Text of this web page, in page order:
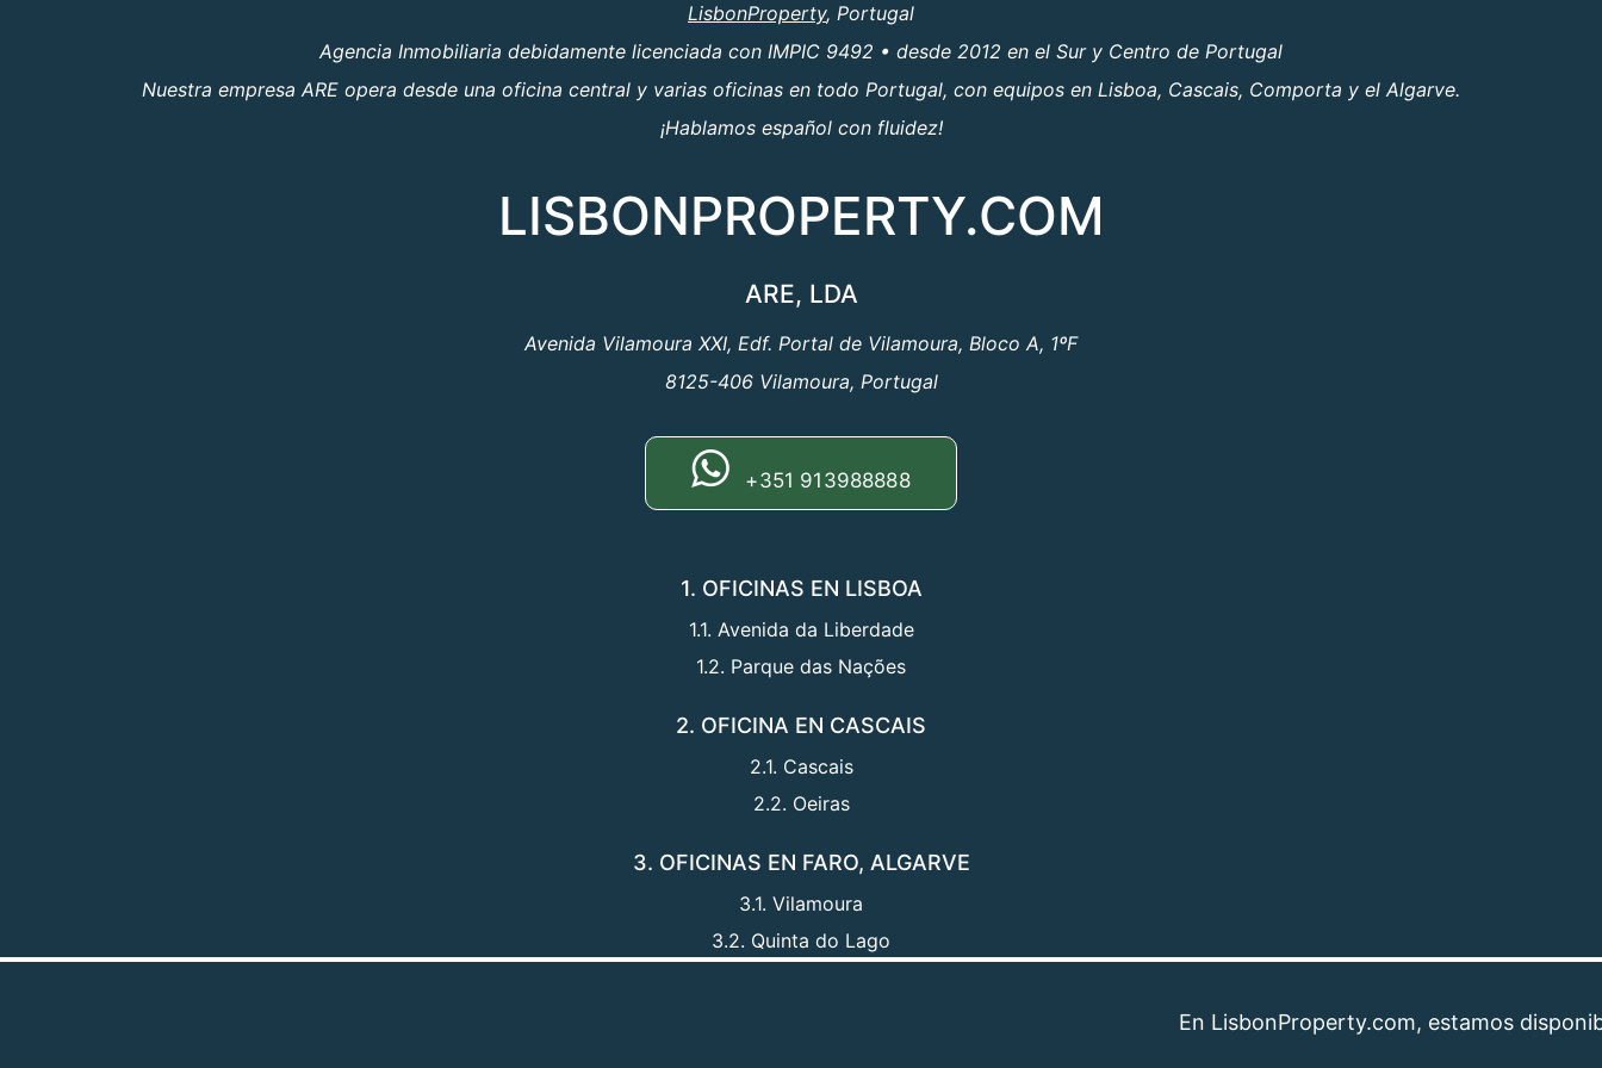
LisbonProperty, Portugal
Agencia Inmobiliaria debidamente licenciada con IMPIC 9492 • desde 2012 en el Sur y Centro de Portugal
Nuestra empresa ARE opera desde una oficina central y varias oficinas en todo Portugal, con equipos en Lisboa, Cascais, Comporta y el Algarve.
¡Hablamos español con fluidez!
LISBONPROPERTY.COM
ARE, LDA
Avenida Vilamoura XXI, Edf. Portal de Vilamoura, Bloco A, 1ºF
8125-406 Vilamoura, Portugal
+351 913988888
1. OFICINAS EN LISBOA
1.1. Avenida da Liberdade
1.2. Parque das Nações
2. OFICINA EN CASCAIS
2.1. Cascais
2.2. Oeiras
3. OFICINAS EN FARO, ALGARVE
3.1. Vilamoura
3.2. Quinta do Lago
En LisbonProperty.com, estamos disponibles